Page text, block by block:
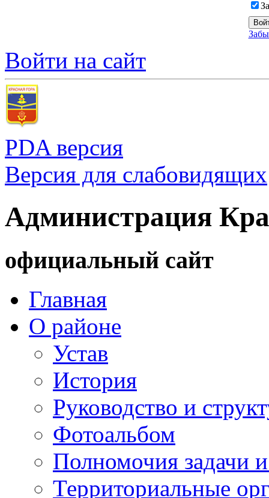
Войти на сайт
PDA версия
Версия для слабовидящих
Администрация
официальный сайт
Главная
О районе
Устав
История
Руководство и
Фотоальбом
Полномочия задачи
Территориальные